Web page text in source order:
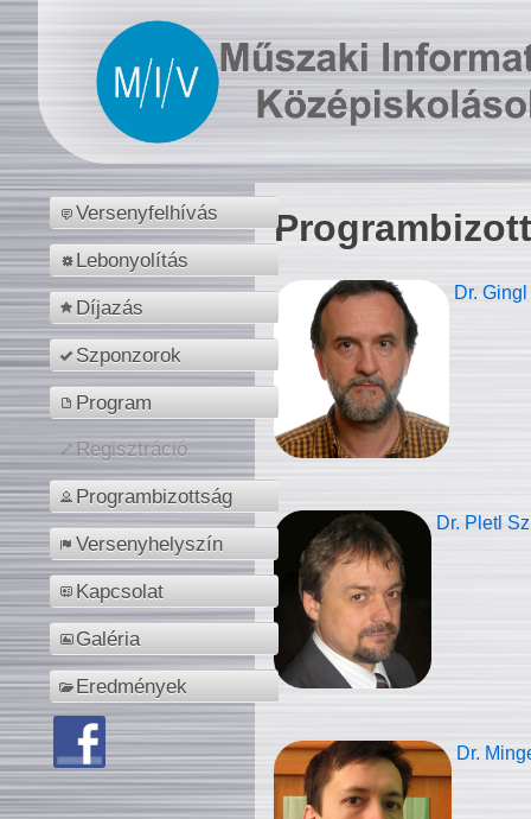
Versenyfelhívás
Lebonyolítás
Díjazás
Szponzorok
Program
Regisztráció
Programbizottság
Versenyhelyszín
Kapcsolat
Galéria
Eredmények
Dr.
Dr. Pletl
Dr.